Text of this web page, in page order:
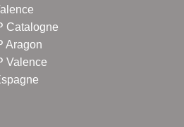
Catalogne
Aragon
Valence